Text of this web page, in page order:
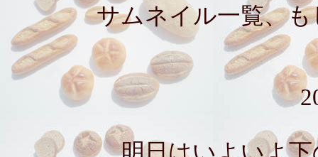
サムネイル一覧、も